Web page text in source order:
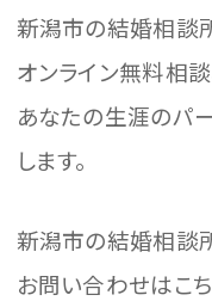
新潟市の結婚相談
オンライン無料相
あなたの生涯のパ
します。
新潟市の結婚相談
お問い合わせはこ